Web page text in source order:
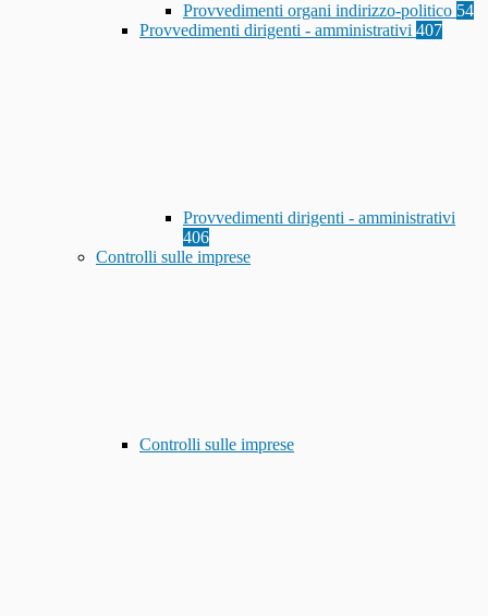
Provvedimenti organi indirizzo-politico 54
Provvedimenti dirigenti - amministrativi 407
Provvedimenti dirigenti - amministrativi
406
Controlli sulle imprese
Controlli sulle imprese